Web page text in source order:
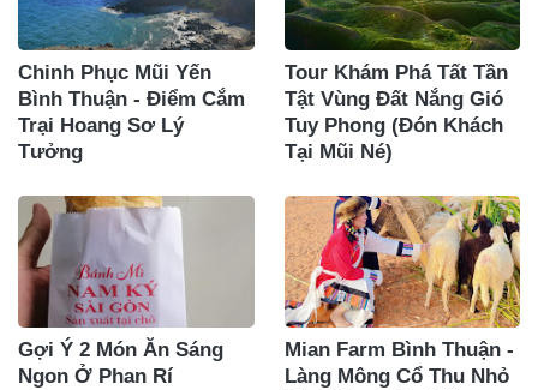
Chinh Phục Mũi Yến
Bình Thuận - Điểm Cắm
Trại Hoang Sơ Lý
Tưởng
Tour Khám Phá Tất Tần
Tật Vùng Đất Nắng Gió
Tuy Phong (Đón Khách
Tại Mũi Né)
Gợi Ý 2 Món Ăn Sáng
Ngon Ở Phan Rí
Mian Farm Bình Thuận -
Làng Mông Cổ Thu Nhỏ